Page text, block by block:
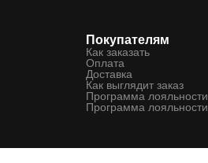
Покупателям
Как заказать
Оплата
Доставка
Как выглядит заказ
Программа лояльности
Программа лояльности